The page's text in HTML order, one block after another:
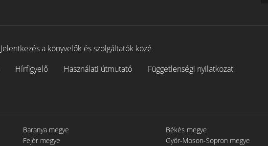
Jelentkezés a könyvelők és szolgáltatók közé
Hírfigyelő Használati útmutató
Függetlenségi nyilatkozat
Baranya megye Békés megye
Fejér megye Győr-Moson-Sopron megye